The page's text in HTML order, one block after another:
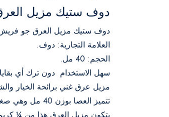
دوف ستيك مزيل العرق
دوف ستيك مزيل العرق جو فريش
العلامة التجارية: دوف.
الحجم: 40 مل.
سهل الاستخدام دون ترك أي
مزيل عرق غني برائحة الخيار
تتميز العصا بوزن 40 مل وهي صغيرة الحجم وسهلة الحمل، مما يجعلها مثالية للاستخدام أثناء التنقل.
يتكون مزيل العرق هذا من ¼